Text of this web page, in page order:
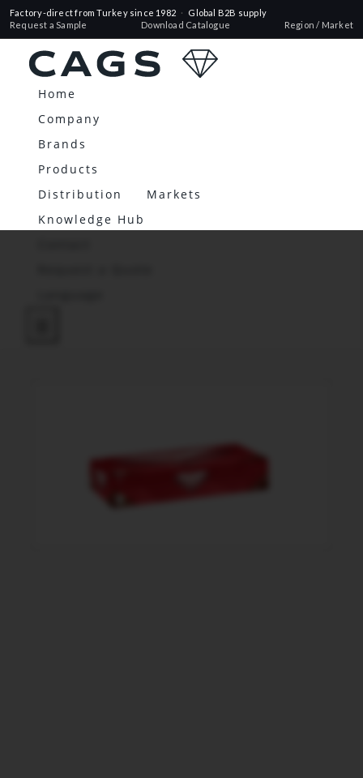
Factory-direct from Turkey since 1982 ·
Global B2B supply
Request a Sample
Download Catalogue Region / Market
Home
Company
Brands
Products
Distribution
Markets
Knowledge Hub